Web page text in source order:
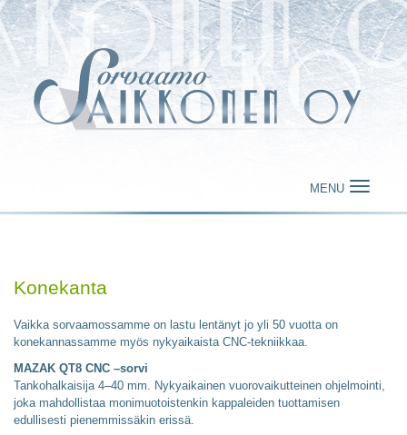
MENU
Konekanta
Vaikka sorvaamossamme on lastu lentänyt jo yli 50 vuotta on
konekannassamme myös nykyaikaista CNC-tekniikkaa.
MAZAK QT8 CNC –sorvi
Tankohalkaisija 4–40 mm. Nykyaikainen vuorovaikutteinen ohjelmointi,
joka mahdollistaa monimuotoistenkin kappaleiden tuottamisen
edullisesti pienemmissäkin erissä.